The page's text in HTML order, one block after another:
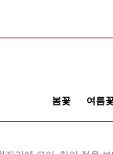
봄꽃 여름